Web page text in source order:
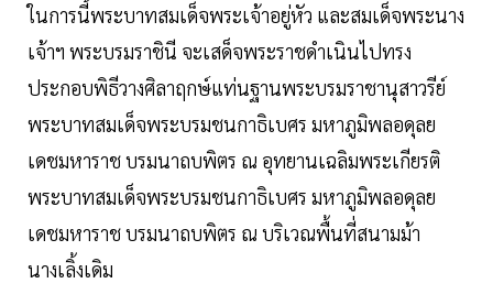
ในการนี้พระบาทสมเด็จพระเจ้าอยู่หัว และสมเด็จพระนาง
เจ้าฯ พระบรมราชินี จะเสด็จพระราชดำเนินไปทรง
ประกอบพิธีวางศิลาฤกษ์แท่นฐานพระบรมราชานุสาวรีย์
พระบาทสมเด็จพระบรมชนกาธิเบศร มหาภูมิพลอดุลย
เดชมหาราช บรมนาถบพิตร ณ อุทยานเฉลิมพระเกียรติ
พระบาทสมเด็จพระบรมชนกาธิเบศร มหาภูมิพลอดุลย
เดชมหาราช บรมนาถบพิตร ณ บริเวณพื้นที่สนามม้า
นางเลิ้งเดิม